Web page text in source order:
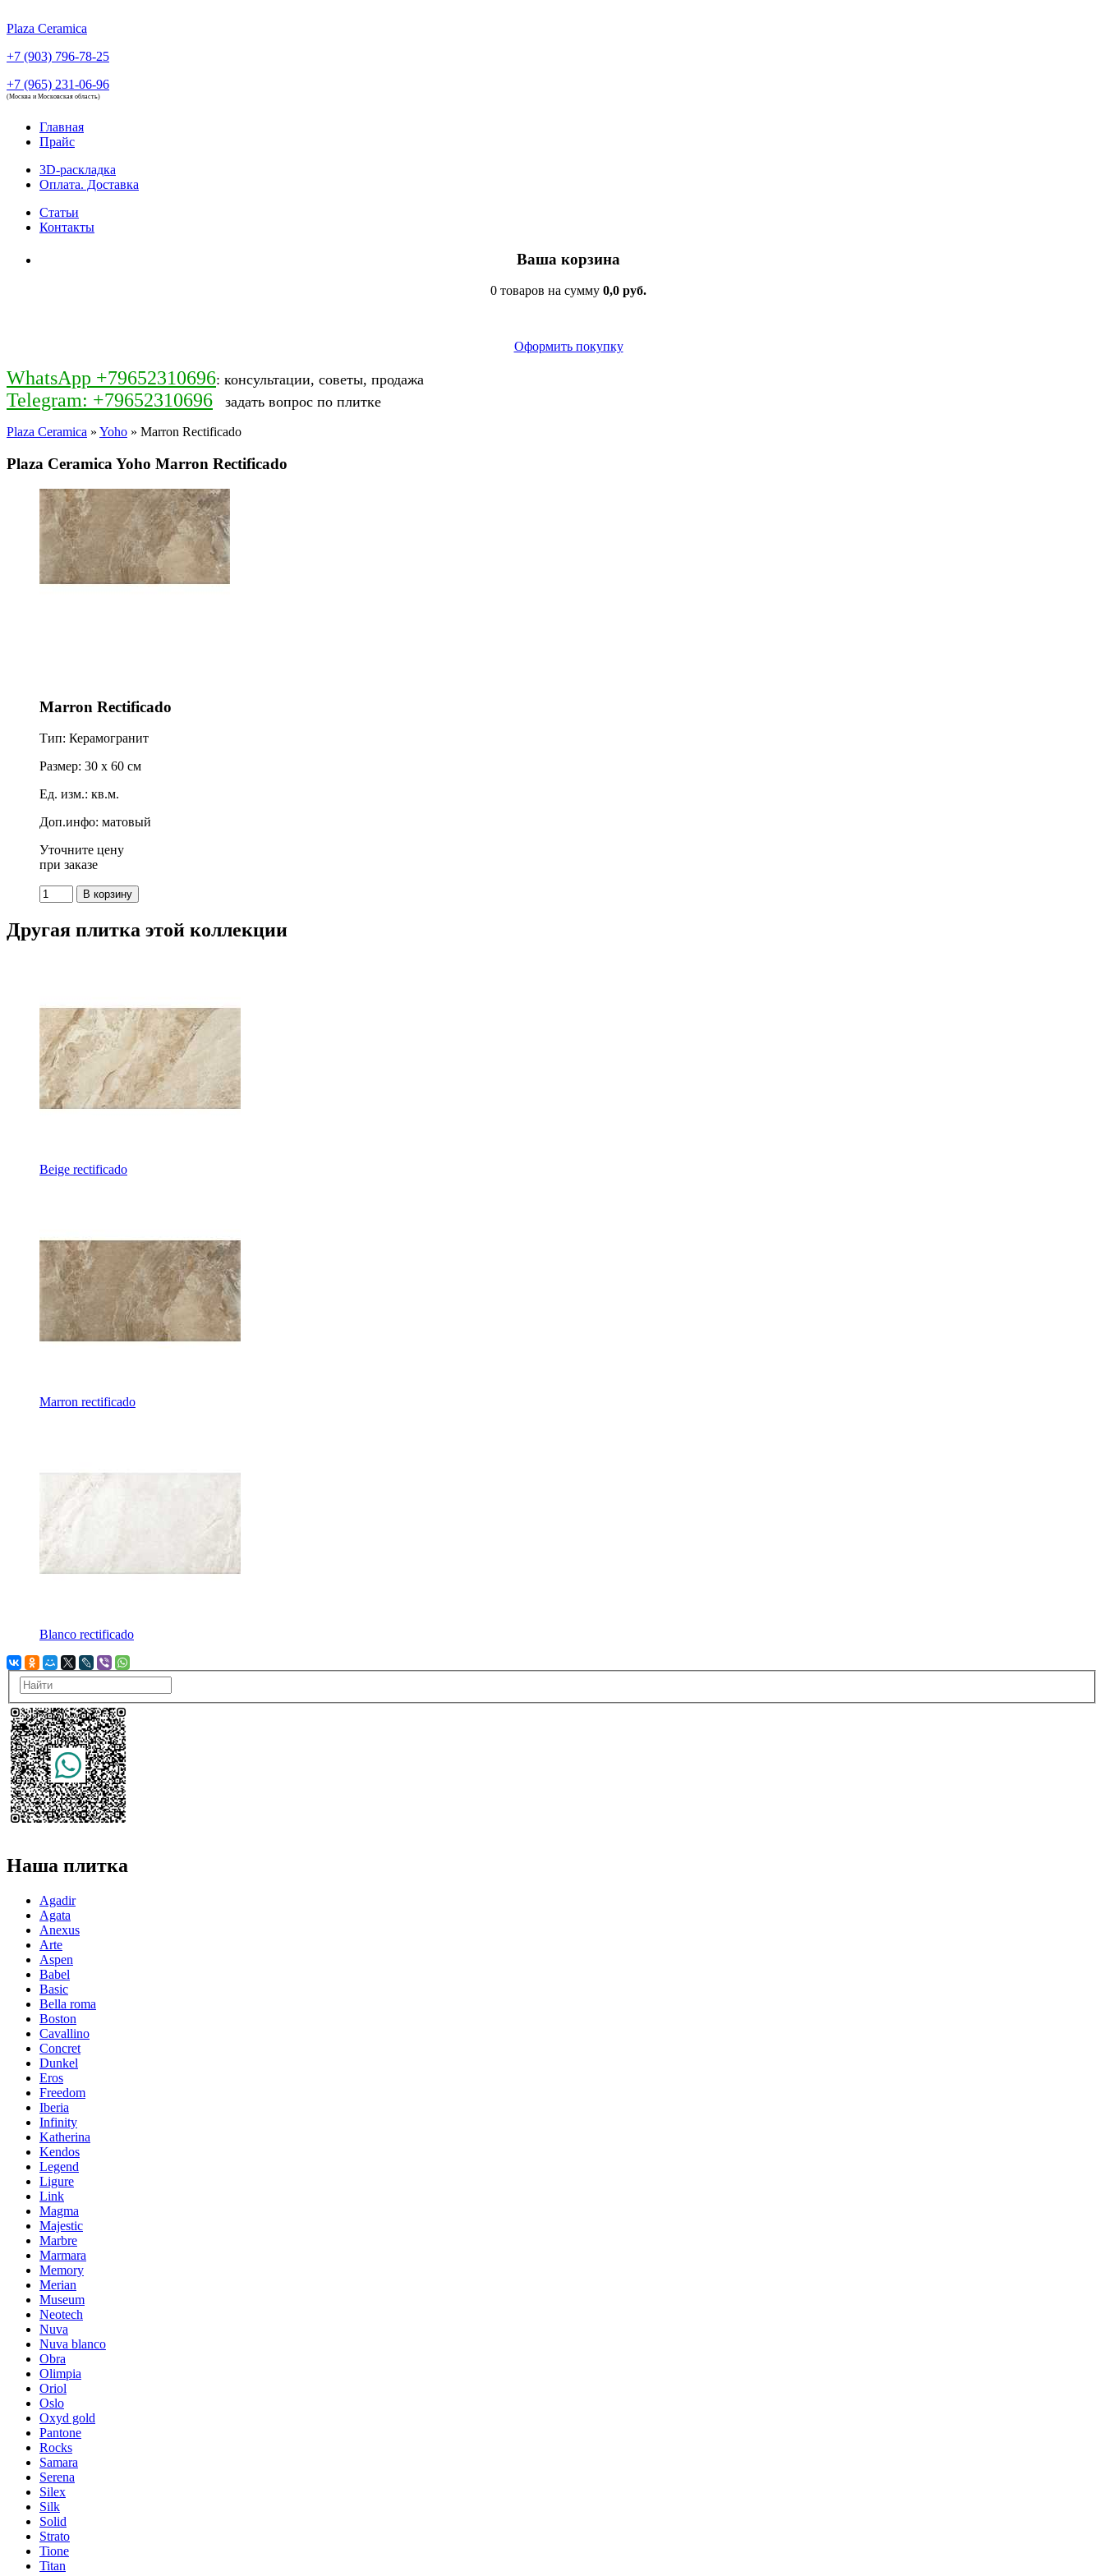
Plaza Ceramica
+7 (903) 796-78-25
+7 (965) 231-06-96
(Москва и Московская область)
Главная
Прайс
3D-раскладка
Оплата. Доставка
Статьи
Контакты
Ваша корзина
0 товаров на сумму 0,0 руб.
Оформить покупку
WhatsApp +79652310696: консультации, советы, продажа
Telegram: +79652310696 задать вопрос по плитке
Plaza Ceramica » Yoho » Marron Rectificado
Plaza Ceramica Yoho Marron Rectificado
Marron Rectificado
Тип: Керамогранит
Размер: 30 x 60 см
Ед. изм.: кв.м.
Доп.инфо: матовый
Уточните цену
при заказе
Другая плитка этой коллекции
Beige rectificado
Marron rectificado
Blanco rectificado
Наша плитка
Agadir
Agata
Anexus
Arte
Aspen
Babel
Basic
Bella roma
Boston
Cavallino
Concret
Dunkel
Eros
Freedom
Iberia
Infinity
Katherina
Kendos
Legend
Ligure
Link
Magma
Majestic
Marbre
Marmara
Memory
Merian
Museum
Neotech
Nuva
Nuva blanco
Obra
Olimpia
Oriol
Oslo
Oxyd gold
Pantone
Rocks
Samara
Serena
Silex
Silk
Solid
Strato
Tione
Titan